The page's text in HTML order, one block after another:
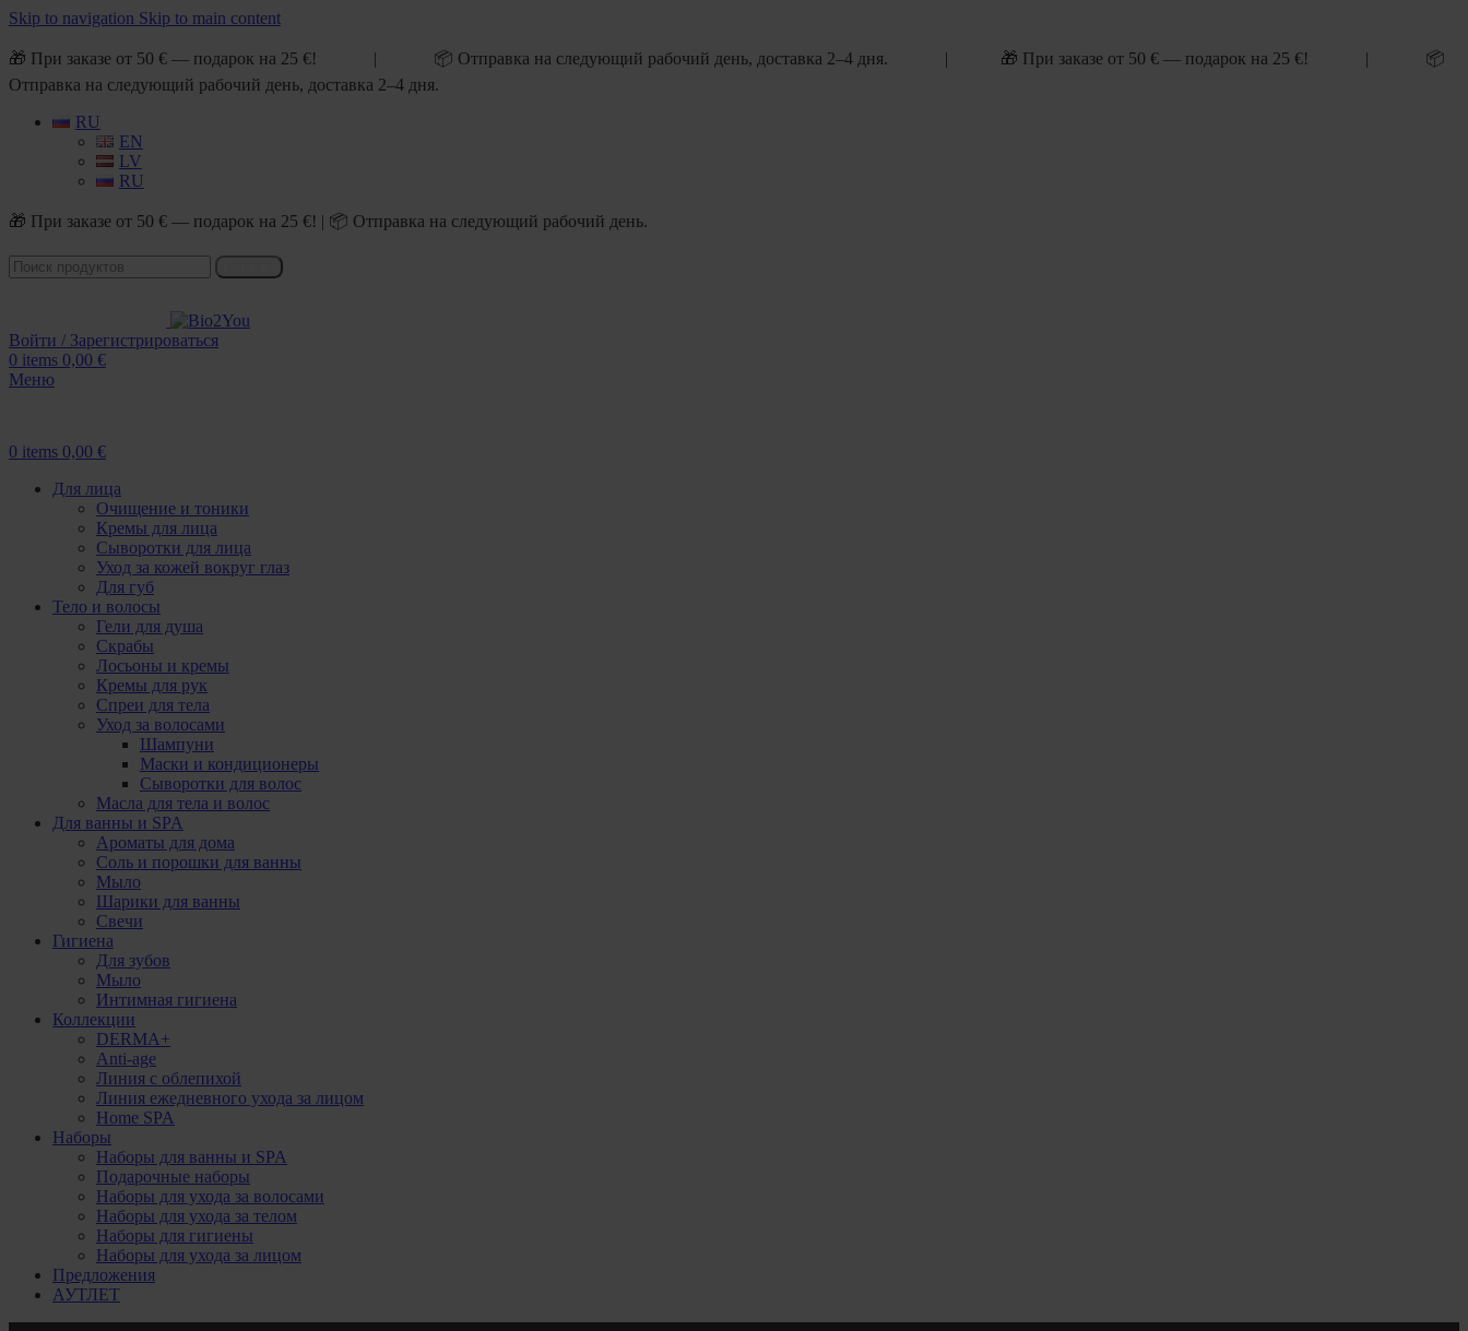
Skip to navigation Skip to main content
🎁 При заказе от 50 € — подарок на 25 €! | 📦 Отправка на следующий рабочий день, доставка 2–4 дня. | 🎁 При заказе от 50 € — подарок на 25 €! | 📦
Отправка на следующий рабочий день, доставка 2–4 дня.
RU
EN
LV
RU
🎁 При заказе от 50 € — подарок на 25 €! | 📦 Отправка на следующий рабочий день.
Войти / Зарегистрироваться
0 items 0,00 €
Меню
0 items 0,00 €
Для лица
Очищение и тоники
Кремы для лица
Сыворотки для лица
Уход за кожей вокруг глаз
Для губ
Тело и волосы
Гели для душа
Скрабы
Лосьоны и кремы
Кремы для рук
Спреи для тела
Уход за волосами
Шампуни
Маски и кондиционеры
Сыворотки для волос
Масла для тела и волос
Для ванны и SPA
Ароматы для дома
Соль и порошки для ванны
Мыло
Шарики для ванны
Свечи
Гигиена
Для зубов
Мыло
Интимная гигиена
Коллекции
DERMA+
Anti-age
Линия с облепихой
Линия ежедневного ухода за лицом
Home SPA
Наборы
Наборы для ванны и SPA
Подарочные наборы
Наборы для ухода за волосами
Наборы для ухода за телом
Наборы для гигиены
Наборы для ухода за лицом
Предложения
АУТЛЕТ